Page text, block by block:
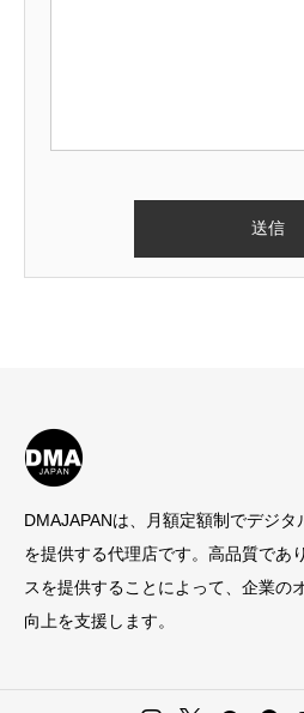
DMAJAPANは、月額定額制でデジ
を提供する代理店です。高品質であ
スを提供することによって、企業の
向上を支援します。